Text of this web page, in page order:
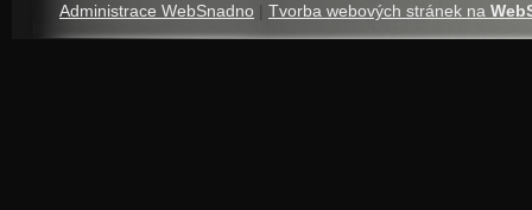
Administrace WebSnadno | Tvorba webových stránek na